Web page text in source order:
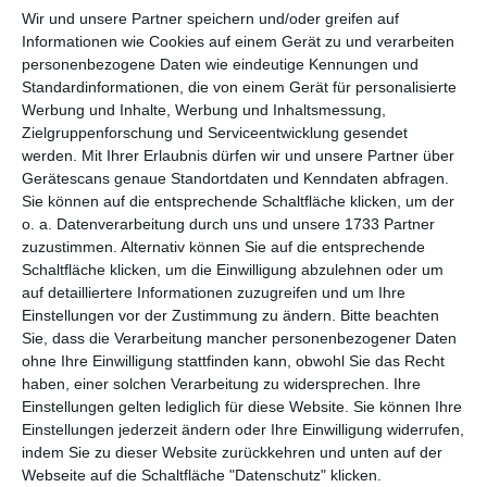
Wir und unsere Partner speichern und/oder greifen auf
Informationen wie Cookies auf einem Gerät zu und verarbeiten
personenbezogene Daten wie eindeutige Kennungen und
Standardinformationen, die von einem Gerät für personalisierte
Werbung und Inhalte, Werbung und Inhaltsmessung,
Zielgruppenforschung und Serviceentwicklung gesendet
werden.
Mit Ihrer Erlaubnis dürfen wir und unsere Partner über
Gerätescans genaue Standortdaten und Kenndaten abfragen.
Sie können auf die entsprechende Schaltfläche klicken, um der
o. a. Datenverarbeitung durch uns und unsere 1733 Partner
zuzustimmen. Alternativ können Sie auf die entsprechende
Schaltfläche klicken, um die Einwilligung abzulehnen oder um
auf detailliertere Informationen zuzugreifen und um Ihre
Einstellungen vor der Zustimmung zu ändern.
Bitte beachten
Sie, dass die Verarbeitung mancher personenbezogener Daten
ohne Ihre Einwilligung stattfinden kann, obwohl Sie das Recht
haben, einer solchen Verarbeitung zu widersprechen. Ihre
Einstellungen gelten lediglich für diese Website. Sie können Ihre
Einstellungen jederzeit ändern oder Ihre Einwilligung widerrufen,
indem Sie zu dieser Website zurückkehren und unten auf der
Webseite auf die Schaltfläche "Datenschutz" klicken.
TEILEN
Facebook, Twitter, WhatsApp, ...
WEITERE KARTEN IN DIESEN
KATEGORIEN ANSEHEN
Glückwünsche
Geburtstag
humorvolle Geburtstagskarten
Geburtstagskarten für Kinder